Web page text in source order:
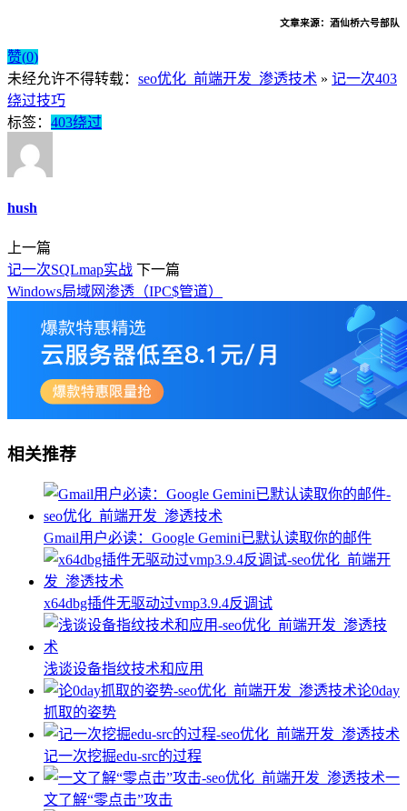
文章来源： 酒仙桥六号部队
赞(0)
未经允许不得转载： seo优化_前端开发_渗透技术 » 记一次403
绕过技巧
标签： 403绕过
hush
上一篇
记一次SQLmap实战 下一篇
Windows局域网渗透（IPC$管道）
相关推荐
Gmail用户必读：Google Gemini已默认读取你的邮件
x64dbg插件无驱动过vmp3.9.4反调试
浅谈设备指纹技术和应用
论0day
抓取的姿势
记一次挖掘edu-src的过程
一
文了解“零点击”攻击